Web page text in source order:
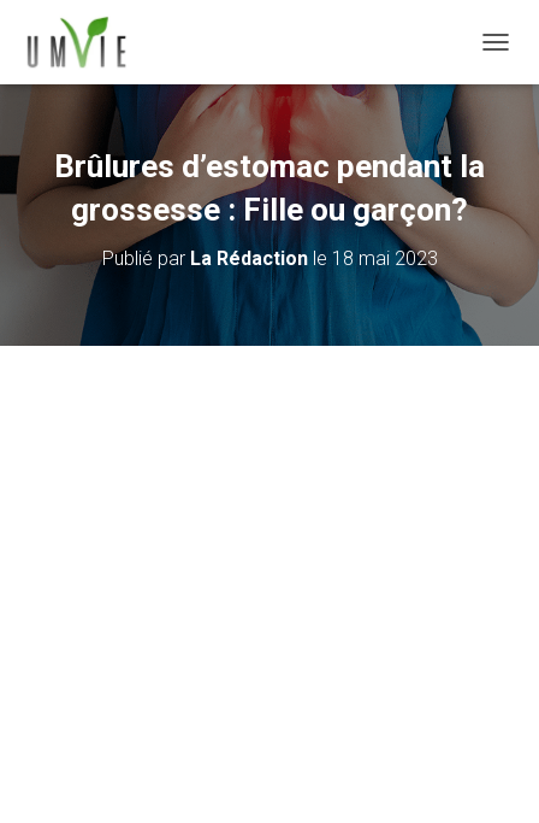
Brûlures d’estomac pendant la
grossesse : Fille ou garçon?
Publié par La Rédactionle 18 mai 2023